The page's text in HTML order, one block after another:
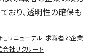
おり、透明性の確保も
』リニューアル 求職者と企業
社リクルート